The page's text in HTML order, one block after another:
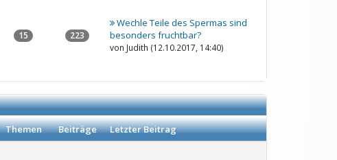
15 223
Wechle Teile des Spermas sind
besonders fruchtbar?
von Judith (12.10.2017, 14:40)
Themen Beiträge
Letzter Beitrag